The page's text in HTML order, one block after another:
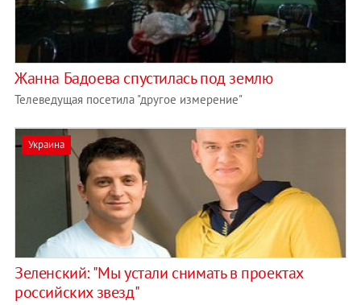
Жанна Бадоева спустилась под землю
Телеведущая посетила "другое измерение"
Украина
Зеленский: "Мы устали снимать в проектах
российских звезд"